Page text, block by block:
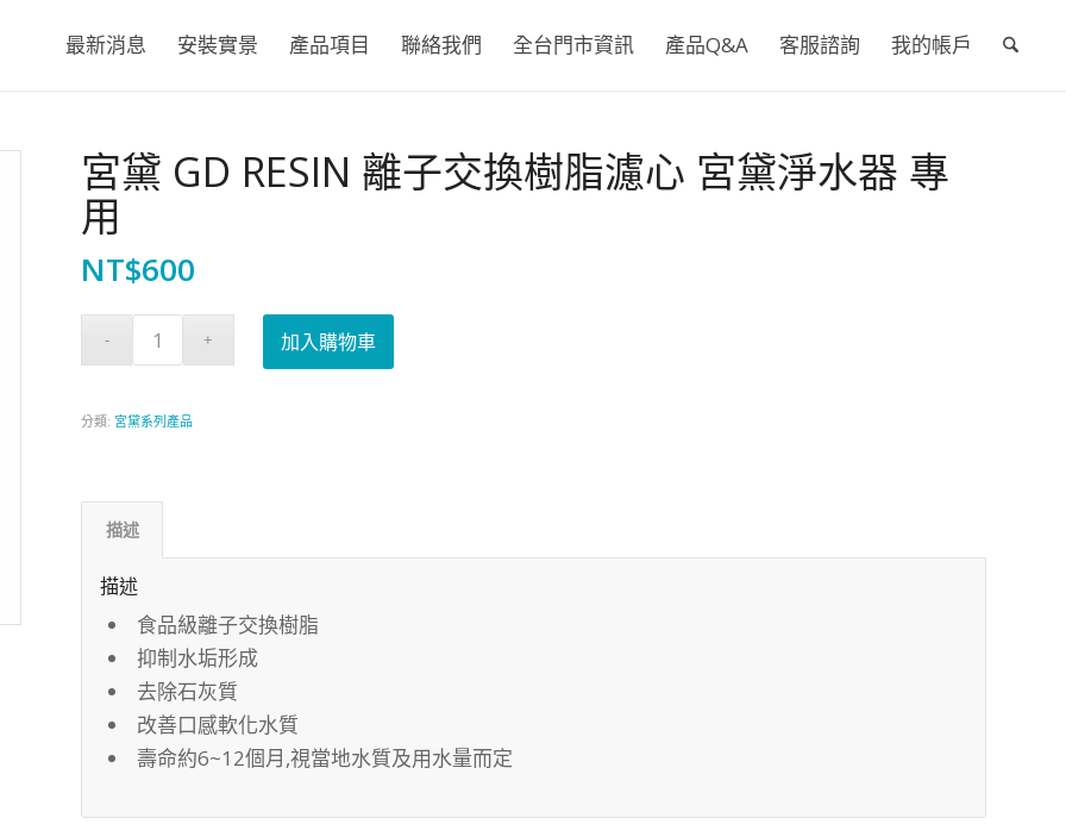
最新消息 安裝實景 產品項目 聯絡我們 全台門市資訊 產品Q&A 客服諮詢 我的帳戶
宮黛 GD RESIN 離子交換樹脂濾心 宮黛淨水器 專
用
NT$600
加入購物車
分類:宮黛系列產品
描述
描述
食品級離子交換樹脂
抑制水垢形成
去除石灰質
改善口感軟化水質
壽命約6~12個月,視當地水質及用水量而定